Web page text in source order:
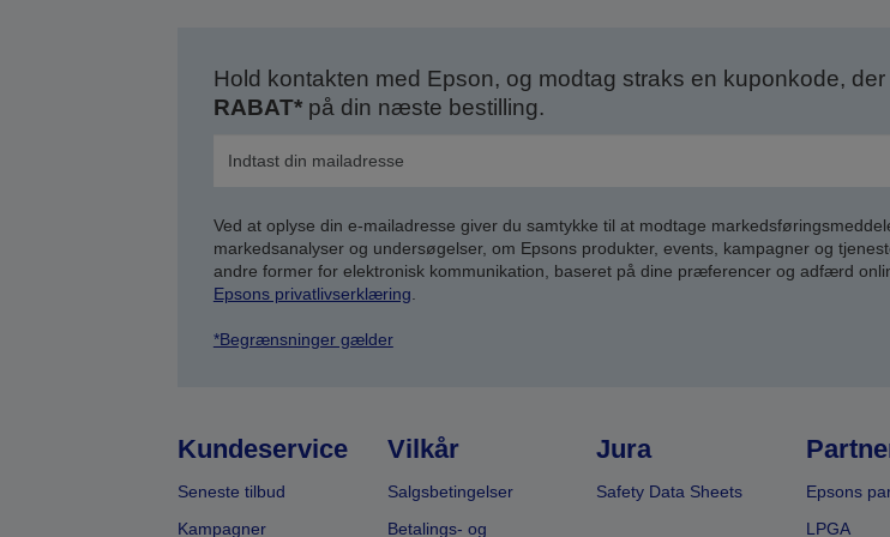
Hold kontakten med Epson, og modtag straks en kuponkode, der
RABAT*på din næste bestilling.
Ved at oplyse din e-mailadresse giver du samtykke til at modtage
markedsanalyser og undersøgelser, om Epsons produkter, events, kampagner og
andre former for elektronisk kommunikation, baseret på dine præferencer og adfærd
Epsons privatlivserklæring.
*Begrænsninger gælder
Kundeservice
Seneste tilbud
Kampagner
Vilkår
Salgsbetingelser
Betalings- og
Jura
Safety Data Sheets
Epsons
LPGA